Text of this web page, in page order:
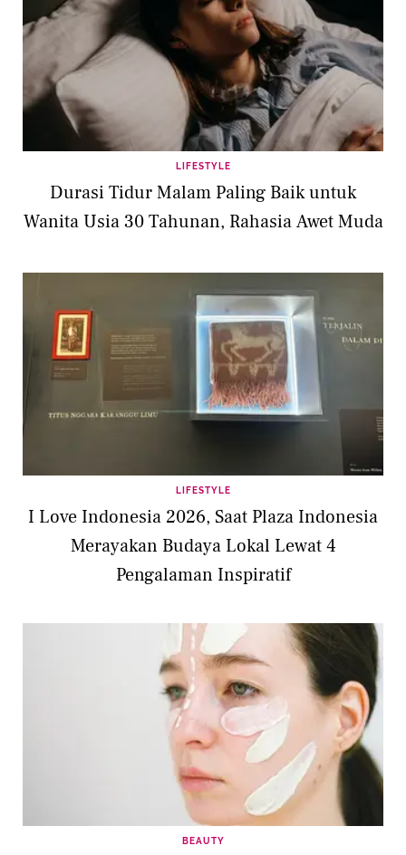
LIFESTYLE
Durasi Tidur Malam Paling Baik untuk
Wanita Usia 30 Tahunan, Rahasia Awet Muda
LIFESTYLE
I Love Indonesia 2026, Saat Plaza Indonesia
Merayakan Budaya Lokal Lewat 4
Pengalaman Inspiratif
BEAUTY